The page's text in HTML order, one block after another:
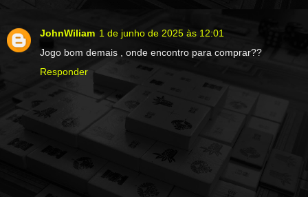
JohnWiliam 1 de junho de 2025 às 12:01
Jogo bom demais , onde encontro para comprar??
Responder